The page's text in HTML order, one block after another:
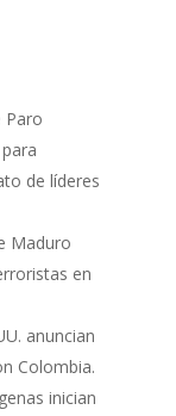
Paro
de líderes
Maduro
en
anuncian
Colombia.
inician